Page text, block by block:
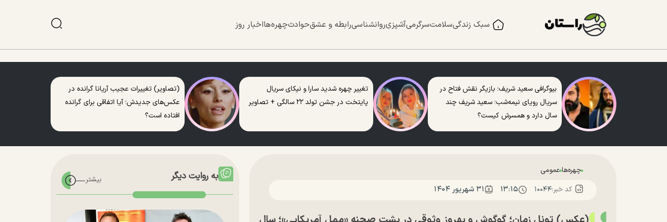
سبک زندگیسلامتسرگرمیآشپزیروانشناسیرابطه و عشقحوادثچهره‌هااخبار روز
بیوگرافی سعید شریف؛ بازیگر نقش فتاح در
سریال رویای نیمه‌شب؛ سعید شریف چند
سال دارد و همسرش کیست؟
تغییر چهره شدید سارا و نیکای سریال
پایتخت در جشن تولد ۲۲ سالگی + تصاویر
(تصاویر) تغییرات عجیب آریانا گرانده در
عکس‌های جدیدش؛ آیا اتفاقی برای گرانده
افتاده است؟
چهره‌هاعمومی
کد خبر:۱۰۰۴۴ ۱۳:۱۵ ۳۱ شهريور ۱۴۰۴
به روایت دیگر